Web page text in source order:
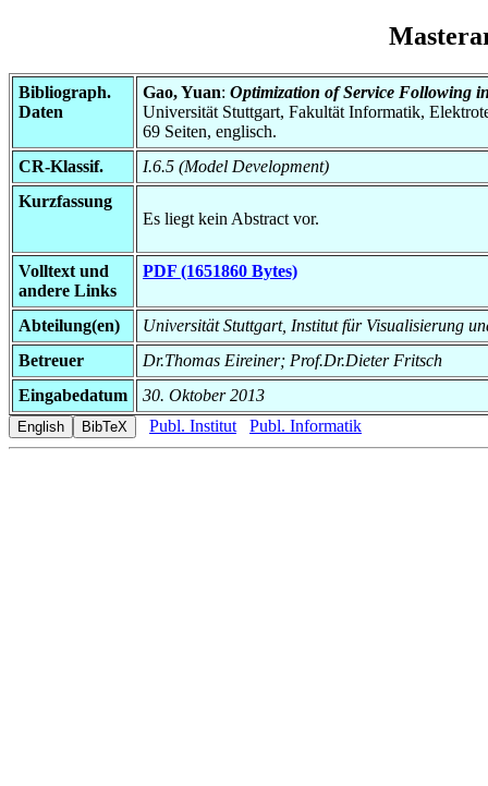
Bibliograph.
Daten
Gao, Yuan: Optimization of Service Following
Universität Stuttgart, Fakultät Informatik,
69 Seiten, englisch.
CR-Klassif.
I.6.5 (Model Development)
Kurzfassung
Es liegt kein Abstract vor.
Volltext und
andere Links
PDF (1651860 Bytes)
Abteilung(en)
Universität Stuttgart, Institut für Visualisierung
Betreuer
Dr.Thomas Eireiner; Prof.Dr.Dieter Fritsch
Eingabedatum
30. Oktober 2013
Publ. Institut
Publ. Informatik